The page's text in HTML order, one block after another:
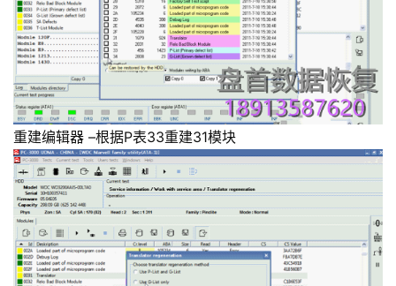
重建编辑器 –根据P表33重建31模块